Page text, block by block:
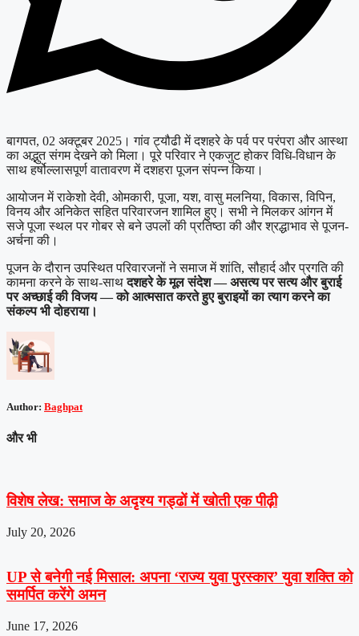
बागपत, 02 अक्टूबर 2025। गांव ट्यौढी में दशहरे के पर्व पर परंपरा और आस्था
का अद्भुत संगम देखने को मिला। पूरे परिवार ने एकजुट होकर विधि-विधान के
साथ हर्षोल्लासपूर्ण वातावरण में दशहरा पूजन संपन्न किया।
आयोजन में राकेशो देवी, ओमकारी, पूजा, यश, वासु मलनिया, विकास, विपिन,
विनय और अनिकेत सहित परिवारजन शामिल हुए। सभी ने मिलकर आंगन में
सजे पूजा स्थल पर गोबर से बने उपलों की प्रतिष्ठा की और श्रद्धाभाव से पूजन-
अर्चना की।
पूजन के दौरान उपस्थित परिवारजनों ने समाज में शांति, सौहार्द और प्रगति की
कामना करने के साथ-साथदशहरे के मूल संदेश — असत्य पर सत्य और बुराई
पर अच्छाई की विजय — को आत्मसात करते हुए बुराइयों का त्याग करने का
संकल्प भी दोहराया।
Author: Baghpat
और भी
विशेष लेख: समाज के अदृश्य गड्ढों में खोती एक पीढ़ी
July 20, 2026
UP से बनेगी नई मिसाल: अपना ‘राज्य युवा पुरस्कार’ युवा शक्ति को
समर्पित करेंगे अमन
June 17, 2026